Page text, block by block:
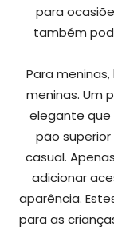
para
também
Para
meninas. Um
elegante que
pão
casual.
adicionar
aparência.
para as